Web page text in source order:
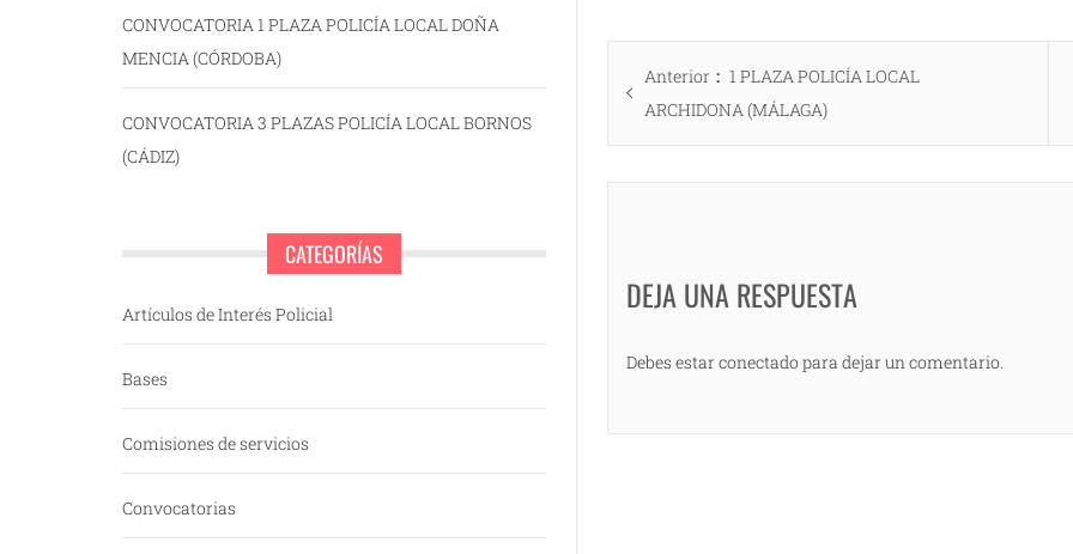
Navegación
de Anterior
Entrada
anterior:
1 PLAZA POLICÍA LOCAL
ARCHIDONA (MÁLAGA)
DEJA UNA RESPUESTA
Debes estar conectado para dejar un comentario.
CONVOCATORIA 1 PLAZA POLICÍA LOCAL DOÑA
MENCIA (CÓRDOBA)
CONVOCATORIA 3 PLAZAS POLICÍA LOCAL BORNOS
(CÁDIZ)
CATEGORÍAS
Artículos de Interés Policial
Bases
Comisiones de servicios
Convocatorias